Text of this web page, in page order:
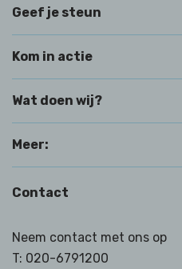
Geef je steun
Kom in actie
Wat doen wij?
Meer:
Contact
Neem contact met ons op
T: 020-6791200